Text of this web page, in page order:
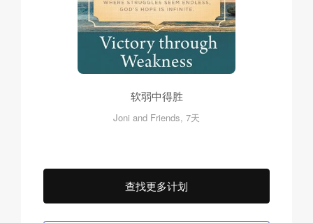
软弱中得胜
Joni and Friends, 7天
查找更多计划